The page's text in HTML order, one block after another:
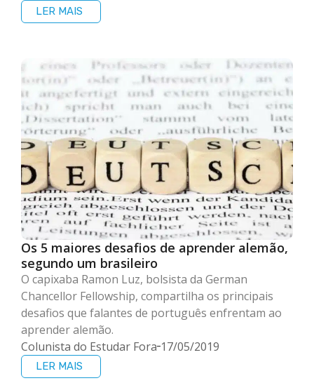
LER MAIS
Os 5 maiores desafios de aprender alemão,
segundo um brasileiro
O capixaba Ramon Luz, bolsista da German
Chancellor Fellowship, compartilha os principais
desafios que falantes de português enfrentam ao
aprender alemão.
Colunista do Estudar Fora 17/05/2019
LER MAIS